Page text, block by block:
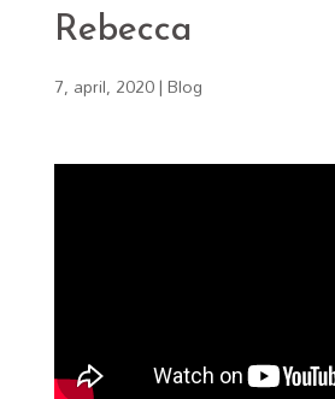
Rebecca
7, april, 2020|Blog